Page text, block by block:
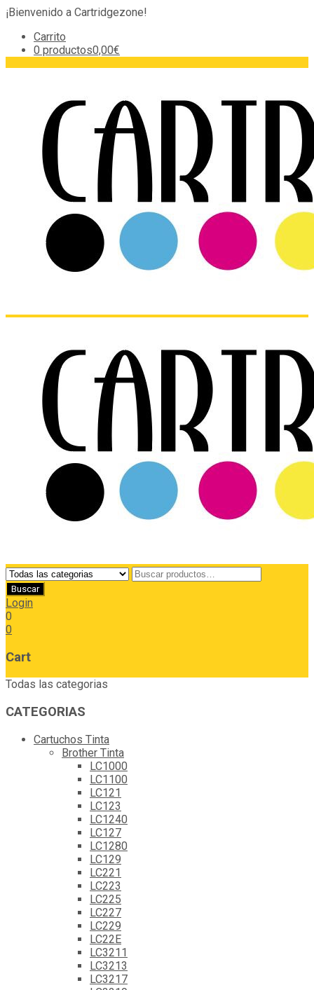
¡Bienvenido a Cartridgezone!
Carrito
0 productos0,00€
Login
0
0
Cart
Todas las categorias
CATEGORIAS
Cartuchos Tinta
Brother Tinta
LC1000
LC1100
LC121
LC123
LC1240
LC127
LC1280
LC129
LC221
LC223
LC225
LC227
LC229
LC22E
LC3211
LC3213
LC3217